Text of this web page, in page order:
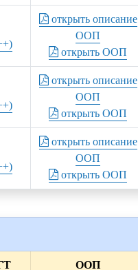
открыть описание
ООП
открыть ООП
открыть описание
ООП
открыть ООП
открыть описание
ООП
открыть ООП
ООП